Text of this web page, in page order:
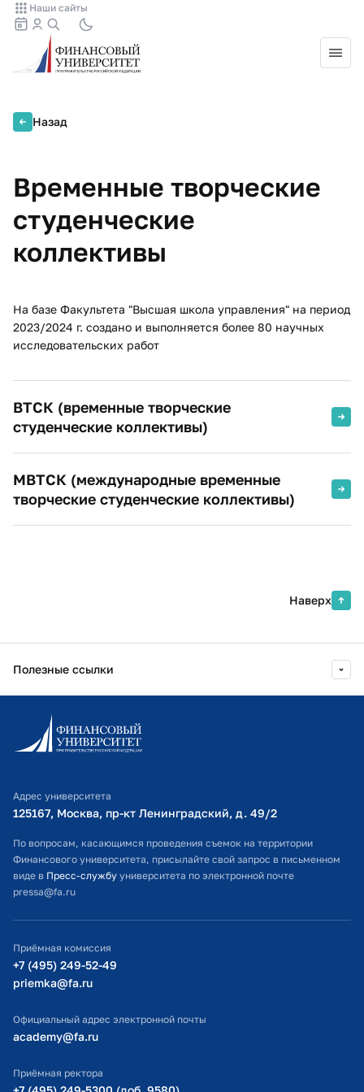
Наши сайты
Назад
Временные творческие
студенческие
коллективы
На базе Факультета "Высшая школа управления" на период
2023/2024 г. ​создано и выполняется более 80 научных
исследовательских работ
ВТСК (временные творческие
студенческие коллективы)
МВТСК (международные временные
творческие студенческие коллективы)
Наверх
Полезные ссылки
Информационно-образовательный портал
Личный кабинет поступающего
Оплата обучения
Расписание занятий
Студенческий офис
Официальный адрес электронной почты
Министерство просвещения РФ
Министерство науки и высшего образования РФ
Адрес университета
125167, Москва, пр-кт Ленинградский, д. 49/2​
По вопросам, касающимся проведения съемок на территории
Финансового университета, присылайте свой запрос в письменном
виде в Пресс-службу университета по электронной почте
pressa@fa.ru
Приёмная комиссия
+7 (495) 249-52-49
priemka@fa.ru
Официальный адрес электронной почты
academy@fa.ru
Приёмная ректора